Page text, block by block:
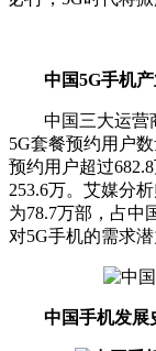
中国5G手机产
中国三大运营商
5G套餐预约用户
预约用户超过
253.6万。艾媒分
为78.7万部，占中
对5G手机的需求潜
中国手机发展史